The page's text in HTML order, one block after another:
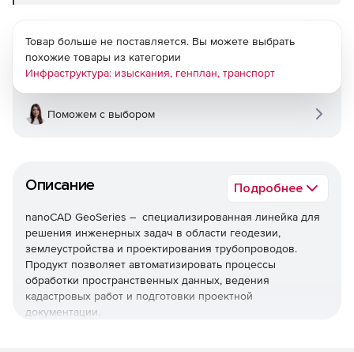
Описание Подробнее
nanoCAD GeoSeries – специализированная линейка для
решения инженерных задач в области геодезии,
землеустройства и проектирования трубопроводов.
Продукт позволяет автоматизировать процессы
обработки пространственных данных, ведения
кадастровых работ и подготовки проектной
документации.
Товар больше не поставляется. Вы можете выбрать
похожие товары из категории
Инфраструктура: изыскания, генплан, транспорт
Поможем с выбором